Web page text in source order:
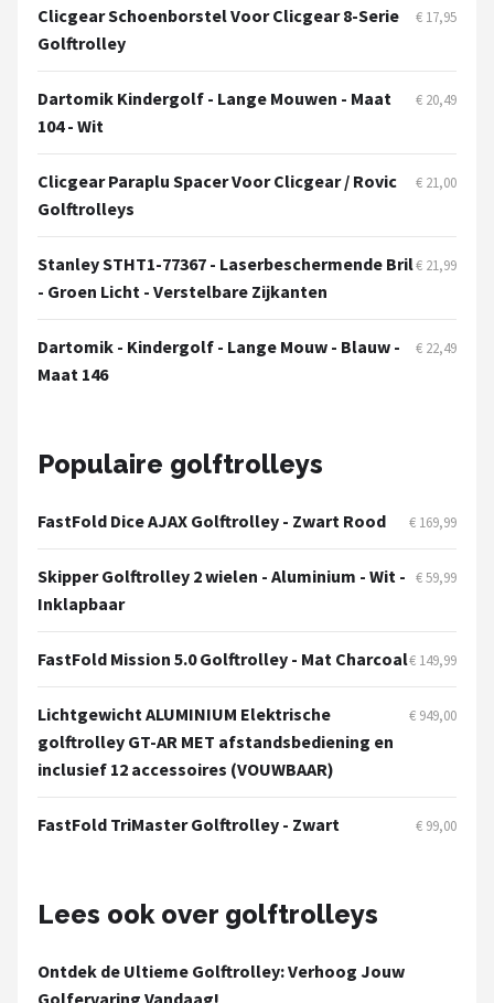
FastFold
Alle merken →
Clicgear Schoenborstel Voor Clicgear 8-Serie
Golftrolley
€ 17,95
Dartomik Kindergolf - Lange Mouwen - Maat
104 - Wit
€ 20,49
Clicgear Paraplu Spacer Voor Clicgear / Rovic
Golftrolleys
€ 21,00
Stanley STHT1-77367 - Laserbeschermende Bril
- Groen Licht - Verstelbare Zijkanten
€ 21,99
Dartomik - Kindergolf - Lange Mouw - Blauw -
Maat 146
€ 22,49
Populaire golftrolleys
FastFold Dice AJAX Golftrolley - Zwart Rood € 169,99
Skipper Golftrolley 2 wielen - Aluminium - Wit -
Inklapbaar
€ 59,99
FastFold Mission 5.0 Golftrolley - Mat Charcoal€ 149,99
Lichtgewicht ALUMINIUM Elektrische
golftrolley GT-AR MET afstandsbediening en
inclusief 12 accessoires (VOUWBAAR)
€ 949,00
FastFold TriMaster Golftrolley - Zwart € 99,00
Lees ook over golftrolleys
Ontdek de Ultieme Golftrolley: Verhoog Jouw
Golfervaring Vandaag!